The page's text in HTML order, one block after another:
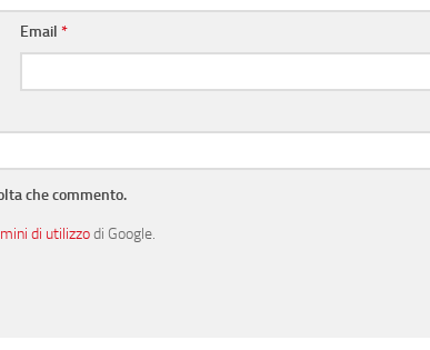
Email*
che commento.
di utilizzodi Google.